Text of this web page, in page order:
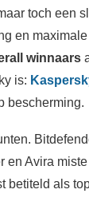
toch een
en
winnaars
is:
bescherming.
en Avira
betiteld als